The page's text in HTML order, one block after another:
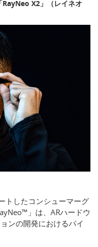
X2」（レイネオ
トしたコンシューマーグ
」は、ARハードウ
ンの開発におけるパイ